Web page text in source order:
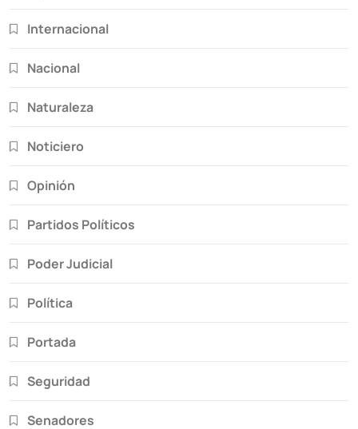
Internacional
Nacional
Naturaleza
Noticiero
Opinión
Partidos Políticos
Poder Judicial
Política
Portada
Seguridad
Senadores